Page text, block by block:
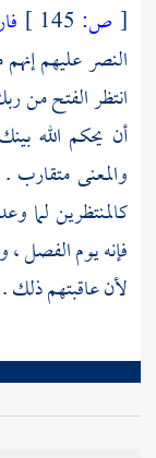
[ ص:
النصر عليهم
انتظر الفتح من
أن يحكم الله
والمعنى
كالمنتظرين لما
فإنه يوم الفصل ،
لأن عاقبتهم ذلك .